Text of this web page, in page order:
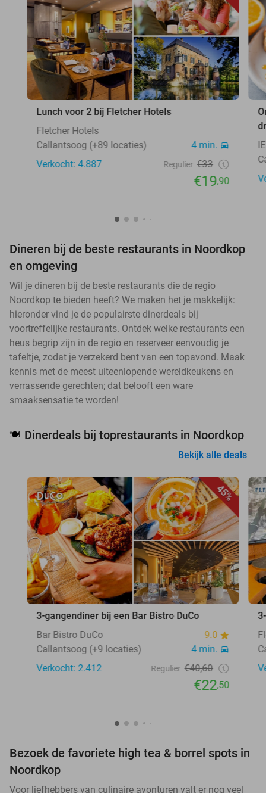
Lunch voor 2 bij Fletcher Hotels
Fletcher Hotels
Callantsoog (+89 locaties)
4 min.
Verkocht: 4.887
Regulier €33
€19,90
Dineren bij de beste restaurants in Noordkop
en omgeving
Wil je dineren bij de beste restaurants die de regio
Noordkop te bieden heeft? We maken het je makkelijk:
hieronder vind je de populairste dinerdeals bij
voortreffelijke restaurants. Ontdek welke restaurants een
heus begrip zijn in de regio en reserveer eenvoudig je
tafeltje, zodat je verzekerd bent van een topavond. Maak
kennis met de meest uiteenlopende wereldkeukens en
verrassende gerechten; dat belooft een ware
smaaksensatie te worden!
🍽️ Dinerdeals bij toprestaurants in Noordkop
Bekijk alle deals
45%
3-gangendiner bij een Bar Bistro DuCo
Bar Bistro DuCo
9.0
Callantsoog (+9 locaties)
4 min.
Verkocht: 2.412
Regulier €40,60
€22,50
Bezoek de favoriete high tea & borrel spots in
Noordkop
Voor liefhebbers van culinaire avonturen valt er nog veel